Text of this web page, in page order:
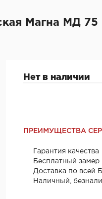
Магна МД 75
Нет в наличии
ПРЕИМУЩЕСТВА
Гарантия качества
Бесплатный замер
Доставка по всей
Наличный,